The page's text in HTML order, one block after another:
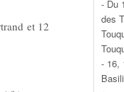
et 12
- Du
des
- 16,